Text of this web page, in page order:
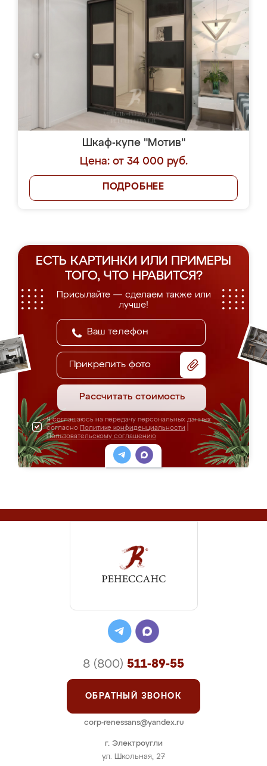
Шкаф-купе "Мотив"
Цена: от 34 000 руб.
ПОДРОБНЕЕ
ЕСТЬ КАРТИНКИ ИЛИ ПРИМЕРЫ
ТОГО, ЧТО НРАВИТСЯ?
Присылайте — сделаем также или
лучше!
Прикрепить фото
Рассчитать стоимость
Я соглашаюсь на передачу персональных данных
согласно Политике конфиденциальности
Пользовательскому соглашению
г. Электроугли
ул. Школьная, 27
8 (800) 511-89-55
ОБРАТНЫЙ ЗВОНОК
corp-renessans@yandex.ru